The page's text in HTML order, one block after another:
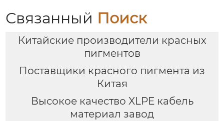
Связанный Поиск
Китайские производители красных
пигментов
Поставщики красного пигмента из
Китая
Высокое качество XLPE кабель
материал завод